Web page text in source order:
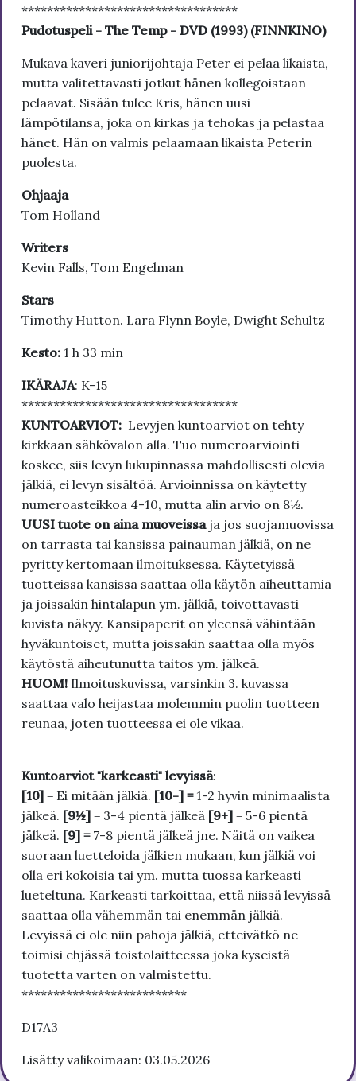
**********************************
Pudotuspeli - The Temp - DVD (1993) (FINNKINO)
Mukava kaveri juniorijohtaja Peter ei pelaa likaista,
mutta valitettavasti jotkut hänen kollegoistaan
pelaavat. Sisään tulee Kris, hänen uusi
lämpötilansa, joka on kirkas ja tehokas ja pelastaa
hänet. Hän on valmis pelaamaan likaista Peterin
puolesta.
Ohjaaja
Tom Holland
Writers
Kevin Falls, Tom Engelman
Stars
Timothy Hutton. Lara Flynn Boyle, Dwight Schultz
Kesto: 1 h 33 min
IKÄRAJA: K-15
**********************************
KUNTOARVIOT: Levyjen kuntoarviot on tehty
kirkkaan sähkövalon alla. Tuo numeroarviointi
koskee, siis levyn lukupinnassa mahdollisesti olevia
jälkiä, ei levyn sisältöä. Arvioinnissa on käytetty
numeroasteikkoa 4-10, mutta alin arvio on 8½.
UUSI tuote on aina muoveissa ja jos suojamuovissa
on tarrasta tai kansissa painauman jälkiä, on ne
pyritty kertomaan ilmoituksessa. Käytetyissä
tuotteissa kansissa saattaa olla käytön aiheuttamia
ja joissakin hintalapun ym. jälkiä, toivottavasti
kuvista näkyy. Kansipaperit on yleensä vähintään
hyväkuntoiset, mutta joissakin saattaa olla myös
käytöstä aiheutunutta taitos ym. jälkeä.
HUOM! Ilmoituskuvissa, varsinkin 3. kuvassa
saattaa valo heijastaa molemmin puolin tuotteen
reunaa, joten tuotteessa ei ole vikaa.
Kuntoarviot "karkeasti" levyissä:
[10] = Ei mitään jälkiä. [10-] = 1-2 hyvin minimaalista
jälkeä. [9½] = 3-4 pientä jälkeä [9+] = 5-6 pientä
jälkeä. [9] = 7-8 pientä jälkeä jne. Näitä on vaikea
suoraan luetteloida jälkien mukaan, kun jälkiä voi
olla eri kokoisia tai ym. mutta tuossa karkeasti
lueteltuna. Karkeasti tarkoittaa, että niissä levyissä
saattaa olla vähemmän tai enemmän jälkiä.
Levyissä ei ole niin pahoja jälkiä, etteivätkö ne
toimisi ehjässä toistolaitteessa joka kyseistä
tuotetta varten on valmistettu.
**************************
D17A3
Lisätty valikoimaan: 03.05.2026